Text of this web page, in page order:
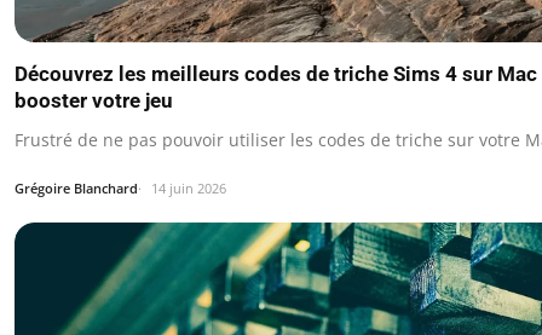
Découvrez les meilleurs codes de triche Sims 4 sur
booster votre jeu
Frustré de ne pas pouvoir utiliser les codes de triche sur votre
Grégoire Blanchard 14 juin 2026